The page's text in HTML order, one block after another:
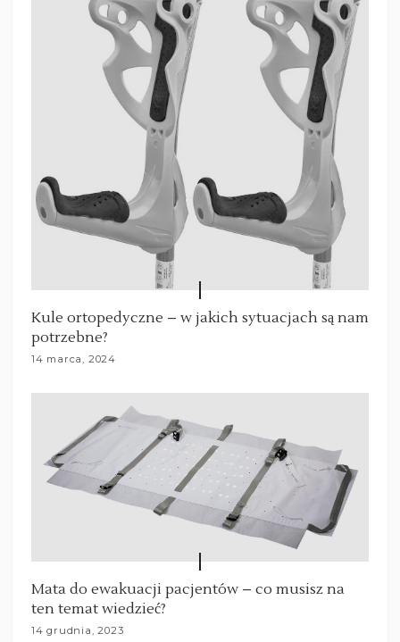
Kule ortopedyczne – w jakich sytuacjach są nam
potrzebne?
14 marca, 2024
Mata do ewakuacji pacjentów – co musisz na
ten temat wiedzieć?
14 grudnia, 2023